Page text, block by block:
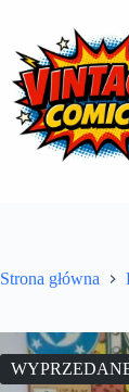
treści
Strona główna